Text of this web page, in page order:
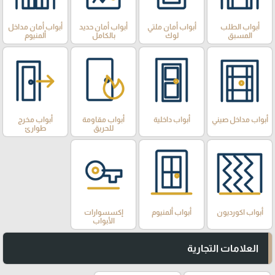
أبواب الطلب
المسبق
أبواب أمان ملتي
لوك
أبواب أمان حديد
بالكامل
أبواب أمان مداخل
ألمنيوم
أبواب مداخل صيني أبواب داخلية
أبواب مقاومة
للحريق
أبواب مخرج
طوارئ
أبواب اكورديون أبواب ألمنيوم
إكسسوارات
الأبواب
العلامات التجارية